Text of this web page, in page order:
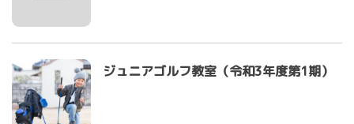
ジュニアゴルフ教室（令和3年度第1期）